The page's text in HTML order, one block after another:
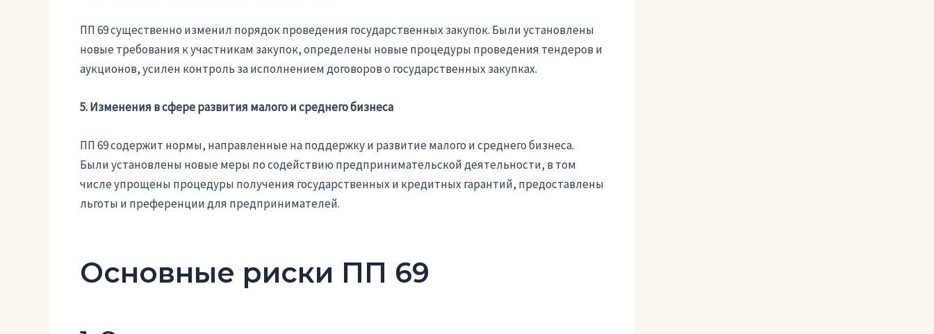
ПП 69 существенно изменил порядок проведения государственных закупок. Были установлены
новые требования к участникам закупок, определены новые процедуры проведения тендеров и
аукционов, усилен контроль за исполнением договоров о государственных закупках.
5. Изменения в сфере развития малого и среднего бизнеса
ПП 69 содержит нормы, направленные на поддержку и развитие малого и среднего бизнеса.
Были установлены новые меры по содействию предпринимательской деятельности, в том
числе упрощены процедуры получения государственных и кредитных гарантий, предоставлены
льготы и преференции для предпринимателей.
Основные риски ПП 69